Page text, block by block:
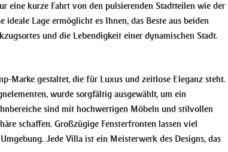
eine kurze Fahrt von den pulsierenden Stadtteilen wie der
Lage ermöglicht es Ihnen, das Beste aus beiden
und die Lebendigkeit einer dynamischen Stadt.
Marke gestaltet, die für Luxus und zeitlose Eleganz steht.
wurde sorgfältig ausgewählt, um ein
sind mit hochwertigen Möbeln und stilvollen
schaffen. Großzügige Fensterfronten lassen viel
Jede Villa ist ein Meisterwerk des Designs, das